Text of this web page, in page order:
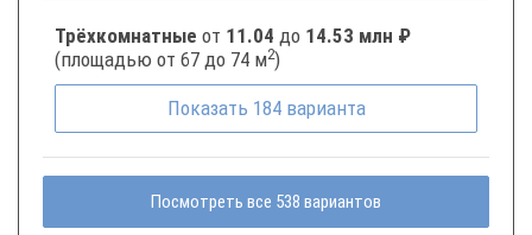
Трёхкомнатные от 11.04 до 14.53 млн ₽
(площадью от 67 до 74 м2)
Показать 184 варианта
Посмотреть все 538 вариантов